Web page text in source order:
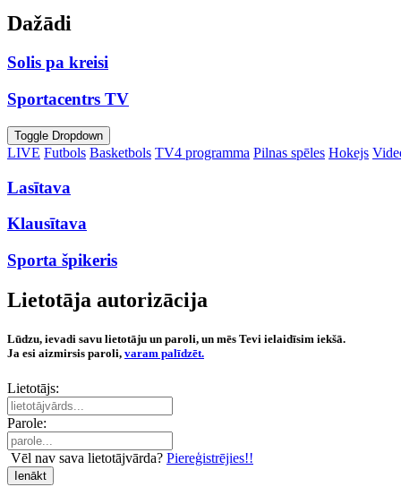
Dažādi
Solis pa kreisi
Sportacentrs TV
Toggle Dropdown
LIVE Futbols Basketbols TV4 programma Pilnas spēles Hokejs
Lasītava
Klausītava
Sporta špikeris
Lietotāja autorizācija
Lūdzu, ievadi savu lietotāju un paroli, un mēs Tevi ielaidīsim iekšā.
Ja esi aizmirsis paroli, varam palīdzēt.
Lietotājs:
Parole:
Vēl nav sava lietotājvārda? Piereģistrējies!!
Ienākt